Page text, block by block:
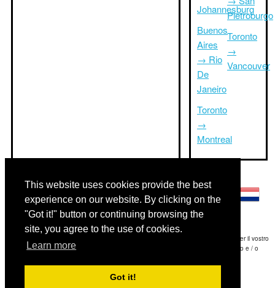
This website uses cookies provide the best
experience on our website. By clicking on the
"Got it!" button or continuing browsing the
site, you agree to the use of cookies.
Learn more
Got it!
Johannesburg
Buenos
Aires
→ Rio
De
Janeiro
Toronto
→
Montreal
Pietroburgo
Toronto
→
Vancouver
Disclaimer: Le informazioni visualizzate su questo sito è la nostra migliore stima e per il vostro
riferimento soltanto.Triptimeto.com non è responsabile di eventuali ritardi viaggio e / o